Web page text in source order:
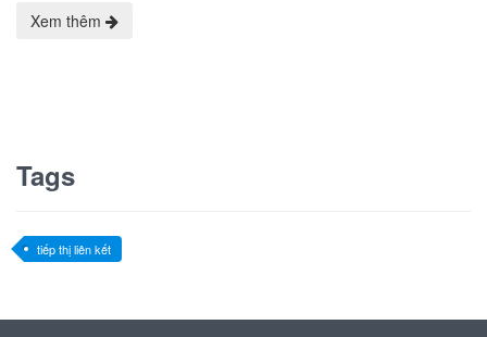
Xem thêm
Tags
tiếp thị liên kết